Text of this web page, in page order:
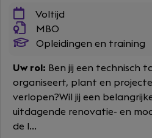
Voltijd
MBO
Opleidingen en training
Uw rol: Ben jij een technisch
organiseert, plant en
verlopen?Wil jij een
uitdagende renovatie- en
de l...